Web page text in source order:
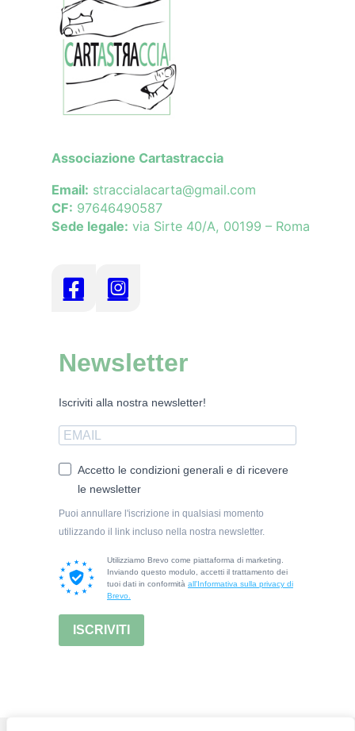
Associazione Cartastraccia
Email: straccialacarta@gmail.com
CF: 97646490587
Sede legale: via Sirte 40/A, 00199 – Roma
Newsletter
Iscriviti alla nostra newsletter!
Accetto le condizioni generali e di ricevere
le newsletter
Puoi annullare l'iscrizione in qualsiasi momento
utilizzando il link incluso nella nostra newsletter.
Utilizziamo Brevo come piattaforma di marketing.
Inviando questo modulo, accetti il trattamento dei
tuoi dati in conformità all'Informativa sulla privacy di
Brevo.
ISCRIVITI